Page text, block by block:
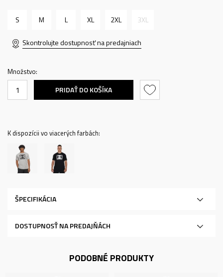
S M L XL 2XL 3XL
Skontrolujte dostupnosť na predajniach
Množstvo:
PRIDAŤ DO KOŠÍKA
K dispozícii vo viacerých farbách:
ŠPECIFIKÁCIA
DOSTUPNOSŤ NA PREDAJŇÁCH
PODOBNÉ PRODUKTY